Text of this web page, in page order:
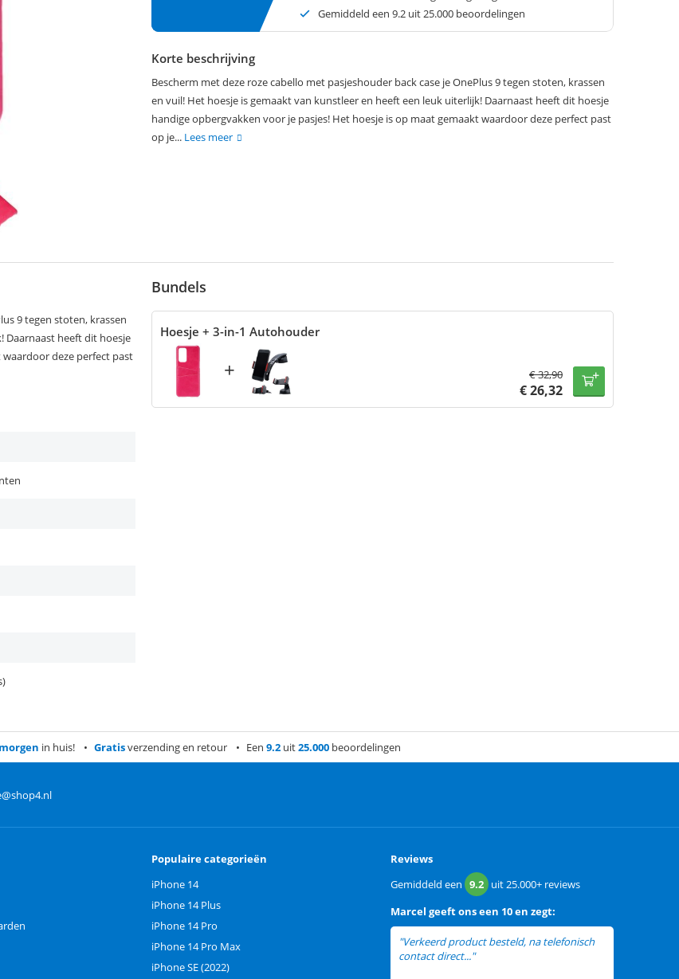
Gemiddeld een 9.2 uit 25.000 beoordelingen
Korte beschrijving
Bescherm met deze roze cabello met pasjeshouder back case je OnePlus 9 tegen stoten, krassen
en vuil! Het hoesje is gemaakt van kunstleer en heeft een leuk uiterlijk! Daarnaast heeft dit hoesje
handige opbergvakken voor je pasjes! Het hoesje is op maat gemaakt waardoor deze perfect past
op je... Lees meer
9 tegen stoten, krassen
Daarnaast heeft dit hoesje
deze perfect past
Bundels
Hoesje + 3-in-1 Autohouder
+ €32,90
€26,32
morgen in huis! Gratisverzending en retour Een 9.2 uit25.000 beoordelingen
Populaire categorieën
iPhone 14
iPhone 14 Plus
iPhone 14 Pro
iPhone 14 Pro Max
iPhone SE (2022)
Reviews
Gemiddeld een 9.2 uit25.000+ reviews
Marcel geeft ons een 10 en zegt:
"Verkeerd product besteld, na telefonisch
contact direct..."